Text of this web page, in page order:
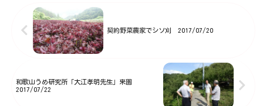
ち、オーナー様も自分の木に実っ
契約野菜農家でシソ刈 2017/07/20
和歌山うめ研究所「大江孝明先生」来園
2017/07/22